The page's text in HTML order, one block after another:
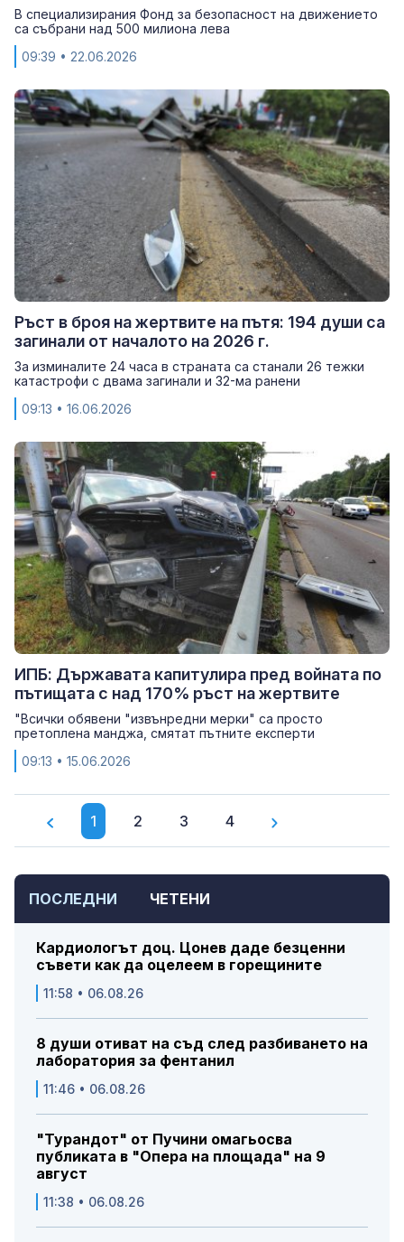
В специализирания Фонд за безопасност на движението
са събрани над 500 милиона лева
09:39 • 22.06.2026
Ръст в броя на жертвите на пътя: 194 души са
загинали от началото на 2026 г.
За изминалите 24 часа в страната са станали 26 тежки
катастрофи с двама загинали и 32-ма ранени
09:13 • 16.06.2026
ИПБ: Държавата капитулира пред войната по
пътищата с над 170% ръст на жертвите
"Всички обявени "извънредни мерки" са просто
претоплена манджа, смятат пътните експерти
09:13 • 15.06.2026
1 2 3 4
ПОСЛЕДНИ ЧЕТЕНИ
Кардиологът доц. Цонев даде безценни
съвети как да оцелеем в горещините
11:58 • 06.08.26
8 души отиват на съд след разбиването на
лаборатория за фентанил
11:46 • 06.08.26
"Турандот" от Пучини омагьосва
публиката в "Опера на площада" на 9
август
11:38 • 06.08.26